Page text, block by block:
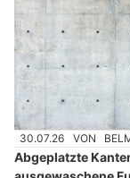
30.07.26 VON
Abgeplatzte